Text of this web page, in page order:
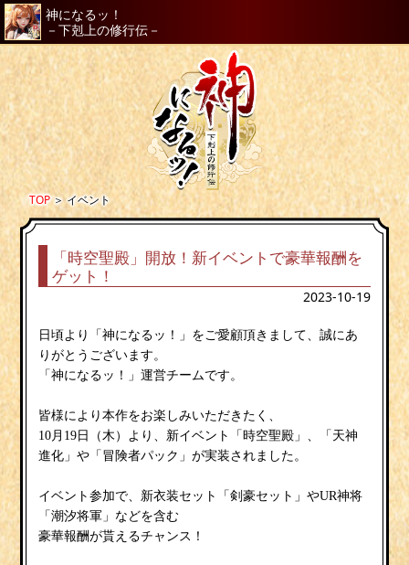
神になるッ！
－下剋上の修行伝－
TOP＞イベント
「時空聖殿」開放！新イベントで豪華報酬を
ゲット！
2023-10-19
日頃より「神になるッ！」をご愛顧頂きまして、誠にあ
りがとうございます。
「神になるッ！」運営チームです。
皆様により本作をお楽しみいただきたく、
10月19日（木）より、新イベント「時空聖殿」、「天神
進化」や「冒険者パック」が実装されました。
イベント参加で、新衣装セット「剣豪セット」やUR神将
「潮汐将軍」などを含む
豪華報酬が貰えるチャンス！